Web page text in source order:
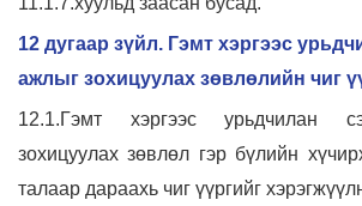
12 дугаар зүйл. Гэмт хэргээс
ажлыг зохицуулах зөвлөлийн чиг
12.1.Гэмт хэргээс урьдчилан
зохицуулах зөвлөл гэр бүлийн
талаар дараахь чиг үүргийг